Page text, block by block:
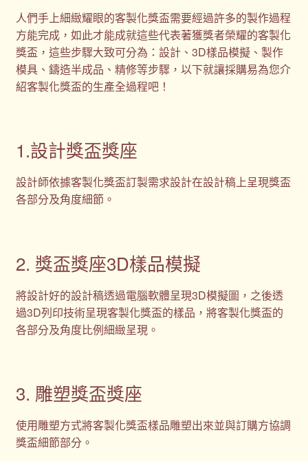
人們手上細緻耀眼的客製化獎盃需要經過許多的製作過程
方能完成，如此才能成就這些代表著獲獎者榮耀的客製化
獎盃，這些步驟大致可分為：設計、3D樣品模擬、製作
模具、鑄造半成品、精修等步驟，以下就讓採購易為您介
紹客製化獎盃的生產全過程吧！
1.設計獎盃獎座
設計師依據客製化獎盃訂製需求設計在設計稿上呈現獎盃
各部分及角度細節。
2. 獎盃獎座3D樣品模擬
將設計好的設計稿透過電腦軟體呈現3D模擬圖，之後透
過3D列印技術呈現客製化獎盃的樣品，將客製化獎盃的
各部分及角度比例細緻呈現。
3. 雕塑獎盃獎座
使用雕塑方式將客製化獎盃樣品雕塑出來並與訂購方協調
獎盃細節部分。